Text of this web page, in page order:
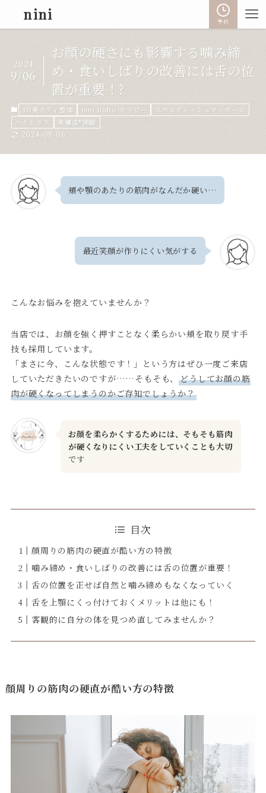
nini 予約
お顔の硬さにも影響する噛み締
め・食いしばりの改善には舌の位
置が重要！?
2024
9/06
3D美ボディ整体 nini hoho セラピー
スウェディッシュマッサージ
ハナヒラク
美構造®開脚
2024-09-06
頬や顎のあたりの筋肉がなんだか硬い…
最近笑顔が作りにくい気がする
こんなお悩みを抱えていませんか？
当店では、お顔を強く押すことなく柔らかい頬を取り戻す手
技も採用しています。
「まさに今、こんな状態です！」という方はぜひ一度ご来店
していただきたいのですが……そもそも、どうしてお顔の筋
肉が硬くなってしまうのかご存知でしょうか？
お顔を柔らかくするためには、そもそも筋肉
が硬くなりにくい工夫をしていくことも大切
です
目次
顔周りの筋肉の硬直が酷い方の特徴
噛み締め・食いしばりの改善には舌の位置が重要！
舌の位置を正せば自然と噛み締めもなくなっていく
舌を上顎にくっ付けておくメリットは他にも！
客観的に自分の体を見つめ直してみませんか？
顔周りの筋肉の硬直が酷い方の特徴